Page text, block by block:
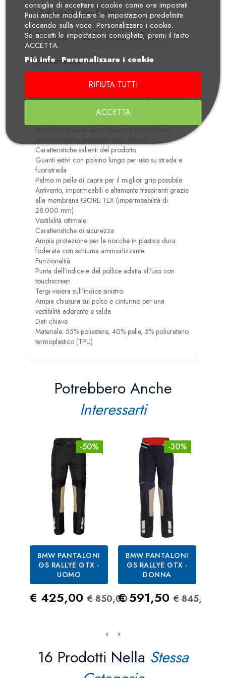
Tabella Taglie BMW
Manuali di Uso e Manutenzione
Recensioni
I guanti GS Rallye GORE-TEX antivento e
impermeabili sono predestinati all'uso in fuoristrada.
Il palmo in pelle di capra garantisce il migliore grip
Caratteristiche salienti del prodotto
Guanti estivi con polsino lungo per uso su strada e
fuoristrada
Palmo in pelle di capra per il miglior grip possibile
Antivento, impermeabili e altamente traspiranti grazie
alla membrana GORE-TEX (impermeabilità di
28.000 mm)
Vestibilità ottimale
Caratteristiche di sicurezza
Ampia protezione per le nocche in plastica dura
foderata con schiuma ammortizzante
Funzionalità
Punta dell'indice e del pollice adatta all'uso con
touchscreen
Tergi-visiera sull'indice sinistro
Ampia chiusura sul polso e cinturino per una
vestibilità aderente e salda
Dati chiave
Materiale: 55% poliestere, 40% pelle, 5% poliuretano
termoplastico (TPU)
Potrebbero Anche
Interessarti
-50%
BMW PANTALONI
GS RALLYE GTX -
UOMO
Prezzo
€ 425,00 Prezzo Standard
€ 850,00
-30%
BMW PANTALONI
GS RALLYE GTX -
DONNA
Prezzo
€ 591,50 Prezzo
€ 845,00
16 Prodotti Nella Stessa
consiglia di accettare i cookie come ora impostati.
Puoi anche modificare le impostazioni predefinite
cliccando sulla voce: Personalizzare i cookie.
Se accetti le impostazioni consigliate, premi il tasto
ACCETTA.
Piú info Personalizzare i cookie
RIFIUTA TUTTI
ACCETTA